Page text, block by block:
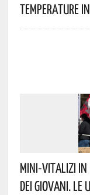
Temperature
Mini-Vitalizi In
Dei Giovani.